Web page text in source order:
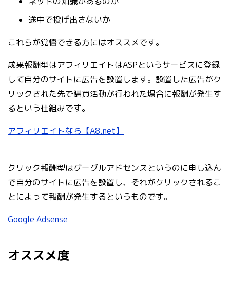
途中で投げ出さないか
これらが覚悟できる方にはオススメです。
成果報酬型はアフィリエイトはASPというサービスに登録
して自分のサイトに広告を設置します。設置した広告がク
リックされた先で購買活動が行われた場合に報酬が発生す
るという仕組みです。
アフィリエイトなら【A8.net】
クリック報酬型はグーグルアドセンスというのに申し込ん
で自分のサイトに広告を設置し、それがクリックされるこ
とによって報酬が発生するというものです。
Google Adsense
オススメ度